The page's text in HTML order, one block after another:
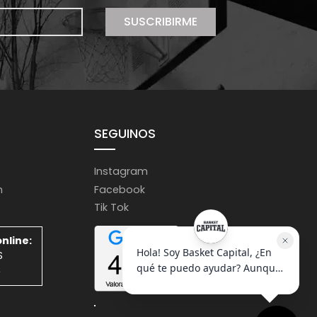
SUSCRIBIRME
SEGUINOS
Instagram
Facebook
Tik Tok